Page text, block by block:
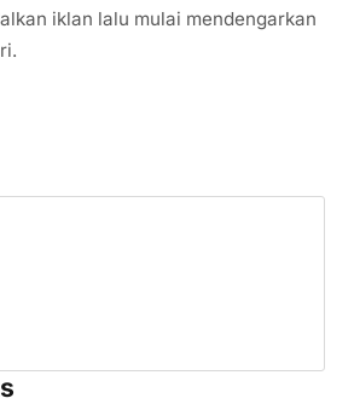
iklan lalu mulai mendengarkan